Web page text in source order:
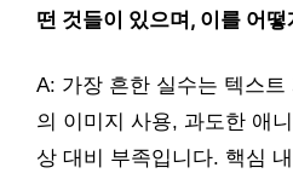
떤 것들이 있으며, 이를 어
A: 가장 흔한 실수는 텍스
의 이미지 사용, 과도한 애
상 대비 부족입니다. 핵심